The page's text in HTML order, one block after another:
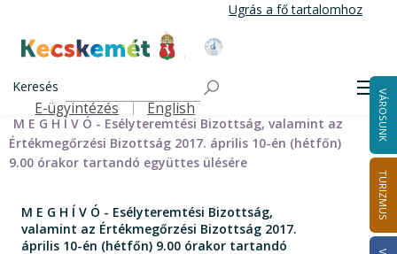
tartalomra
Ugrás a fő tartalomhoz
Kecskemét Város Honlapja
Keresés
Felső navigáció
E-ügyintézés English VÁROSUNK
TURIZMUS
Önkormányzat
Bizottságok 2014-2024
Esélyteremtési Bizottság 2014-2024
Esélyteremtési Bizottság meghívói 2014-2019
M E G H Í V Ó - Esélyteremtési Bizottság, valamint az
Értékmegőrzési Bizottság 2017. április 10-én (hétfőn)
9.00 órakor tartandó együttes ülésére
M E G H Í V Ó - Esélyteremtési Bizottság,
valamint az Értékmegőrzési Bizottság 2017.
április 10-én (hétfőn) 9.00 órakor tartandó